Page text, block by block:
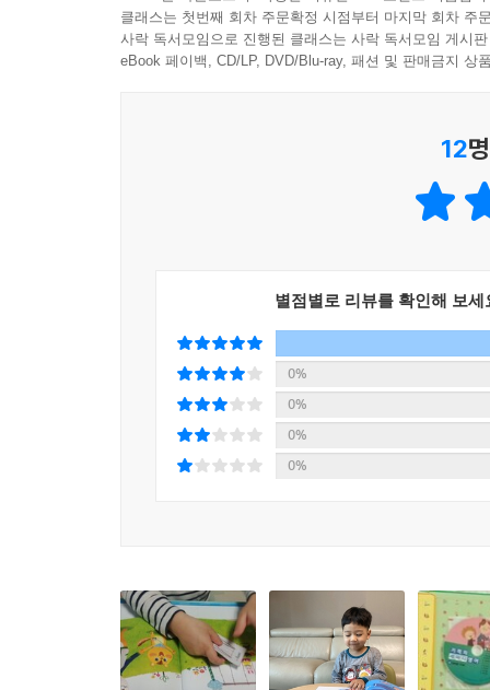
클래스는 첫번째 회차 주문확정 시점부터 마지막 회차 주
사락 독서모임으로 진행된 클래스는 사락 독서모임 게시
eBook 페이백, CD/LP, DVD/Blu-ray, 패션 및 판매금지 상
12
별점별로 리뷰를 확인해 보세
0%
0%
0%
0%